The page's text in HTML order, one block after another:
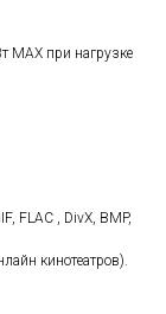
МАХ при нагрузке
FLAC , DivX, BMP,
кинотеатров).